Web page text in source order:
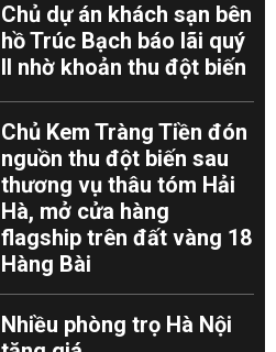
Chủ dự án khách sạn bên
hồ Trúc Bạch báo lãi quý
II nhờ khoản thu đột biến
Chủ Kem Tràng Tiền đón
nguồn thu đột biến sau
thương vụ thâu tóm Hải
Hà, mở cửa hàng
flagship trên đất vàng 18
Hàng Bài
Nhiều phòng trọ Hà Nội